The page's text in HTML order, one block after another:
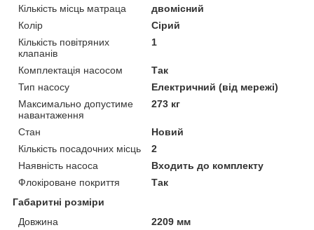
Кількість місць матраца
двомісний
Колір
Сірий
Кількість повітряних
клапанів
1
Комплектація насосом
Так
Тип насосу
Електричний (від мережі)
Максимально допустиме
навантаження
273 кг
Стан
Новий
Кількість посадочних місць
2
Наявність насоса
Входить до комплекту
Флокіроване покриття
Так
Габаритні розміри
Довжина
2209 мм